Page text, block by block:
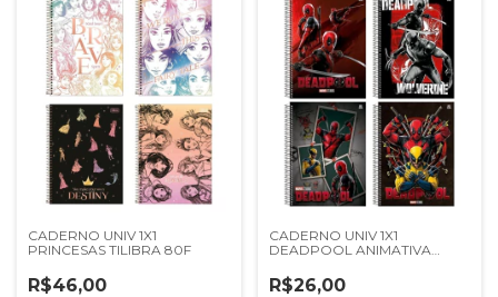
CADERNO UNIV 1X1
PRINCESAS TILIBRA 80F
R$46,00
CADERNO UNIV 1X1
DEADPOOL ANIMATIVA
R$26,00